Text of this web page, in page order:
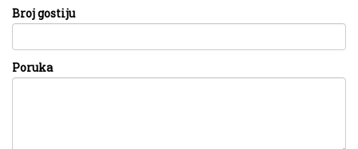
Broj gostiju
Poruka